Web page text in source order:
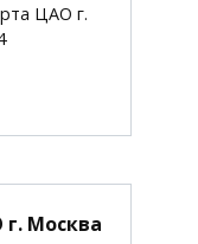
ЦАО г.
Москва